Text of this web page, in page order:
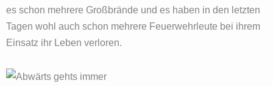
es schon mehrere Großbrände und es haben in den letzten
Tagen wohl auch schon mehrere Feuerwehrleute bei ihrem
Einsatz ihr Leben verloren.